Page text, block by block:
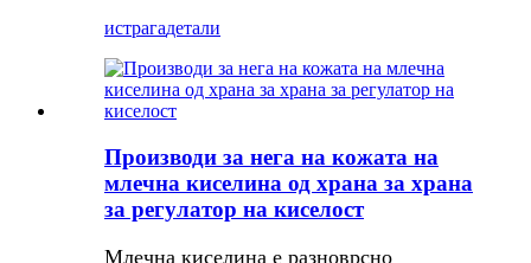
истрагадетали
Производи за нега на кожата на
млечна киселина од храна за храна
за регулатор на киселост
Млечна киселина е разноврсно